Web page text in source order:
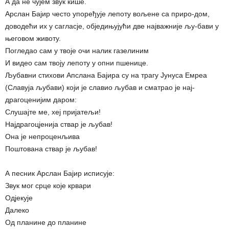
Арслан Бајир често упоређује лепоту вољене са приро-дом,
доводећи их у сагласје, обједињујући две најважније љу-бави у
његовом животу.
Погледао сам у твоје очи налик газелиним
И видео сам твоју лепоту у опни пшенице.
Љубавни стихови Апслана Бајира су на трагу Јунуса Eмреа
(Славуја љубави) који је славио љубав и сматрао је нај-
драгоценијим даром:
Слушајте ме, хеј пријатељи!
Најдрагоцјенија ствар је љубав!
Она је непроценљива
Поштована ствар је љубав!
А песник Арслан Бајир исписује:
Звук мог срце које крвари
Одјекује
Далеко
Од планине до планине